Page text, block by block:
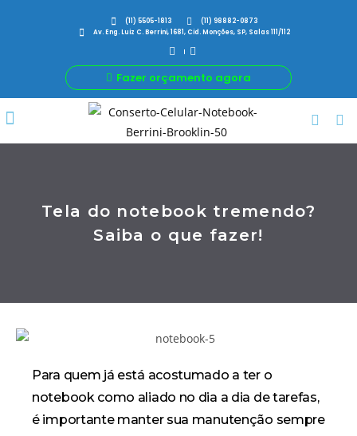
(11) 5505-1813
(11) 98882-0873
Av. Eng. Luiz C. Berrini, 1681, Cid. Monções, SP, Salas 111/112
Fazer orçamento agora
Tela do notebook tremendo?
Saiba o que fazer!
Para quem já está acostumado a ter o
notebook como aliado no dia a dia de tarefas,
é importante manter sua manutenção sempre